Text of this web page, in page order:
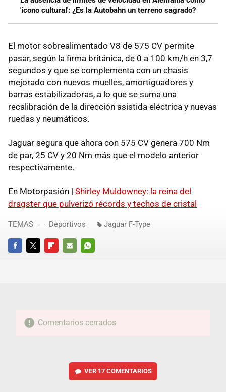
'icono cultural': ¿Es la Autobahn un terreno sagrado?
El motor sobrealimentado V8 de 575 CV permite
pasar, según la firma británica, de 0 a 100 km/h en 3,7
segundos y que se complementa con un chasis
mejorado con nuevos muelles, amortiguadores y
barras estabilizadoras, a lo que se suma una
recalibración de la dirección asistida eléctrica y nuevas
ruedas y neumáticos.
Jaguar segura que ahora con 575 CV genera 700 Nm
de par, 25 CV y 20 Nm más que el modelo anterior
respectivamente.
En Motorpasión | Shirley Muldowney: la reina del
dragster que pulverizó récords y techos de cristal
FACEBOOKTWITTERFLIPBOARD
E-
WHATSAPP
TEMAS Deportivos Jaguar F-Type
Comentarios cerrados
VER 17 COMENTARIOS